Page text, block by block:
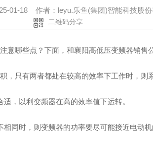
01-18 作者：leyu.乐鱼(集团)智能科技股
二维码分享
意哪些点？下面，和襄阳高低压变频器销售
，只有两者都处在较高的效率下工作时，则
，以利变频器在高的效率值下运转。
同时，则变频器的功率要尽可能接近电动